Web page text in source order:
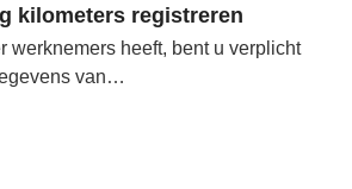
kilometers registreren
werknemers heeft, bent u verplicht
van…